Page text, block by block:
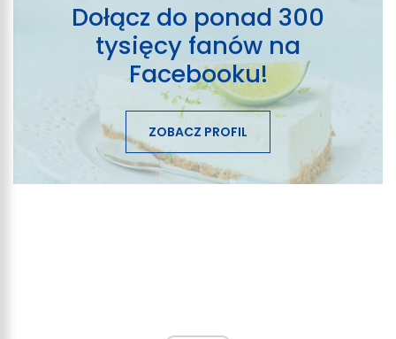
Dołącz do ponad 300
tysięcy fanów na
Facebooku!
ZOBACZ PROFIL